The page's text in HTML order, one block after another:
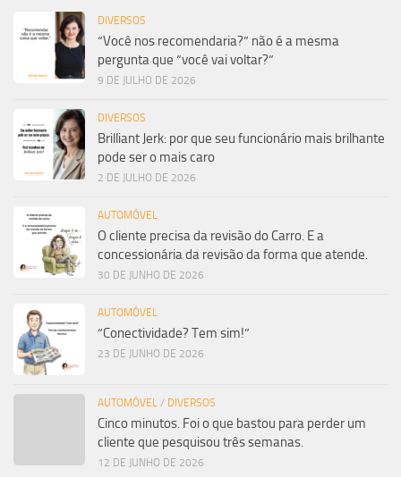
DIVERSOS
“Você nos recomendaria?” não é a mesma
pergunta que “você vai voltar?”
9 DE JULHO DE 2026
DIVERSOS
Brilliant Jerk: por que seu funcionário mais brilhante
pode ser o mais caro
2 DE JULHO DE 2026
AUTOMÓVEL
O cliente precisa da revisão do Carro. E a
concessionária da revisão da forma que atende.
30 DE JUNHO DE 2026
AUTOMÓVEL
“Conectividade? Tem sim!”
23 DE JUNHO DE 2026
AUTOMÓVEL / DIVERSOS
Cinco minutos. Foi o que bastou para perder um
cliente que pesquisou três semanas.
12 DE JUNHO DE 2026